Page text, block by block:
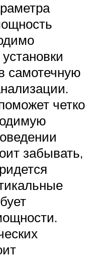
самотечную
четко
забывать,